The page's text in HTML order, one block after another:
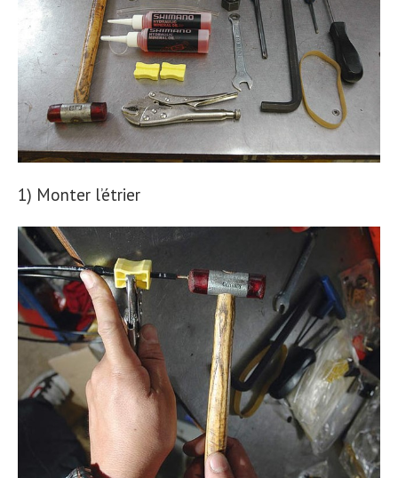
1) Monter l’étrier